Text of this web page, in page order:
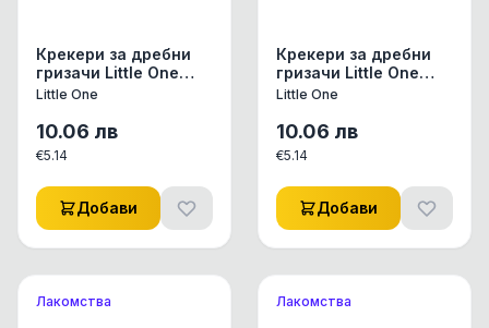
Крекери за дребни
гризачи Little One
Sticksс бухнал ориз,
гр. 110 гр.
Little One
10.06 лв
€5.14
Добави
Крекери за дребни
гризачи Little One
sticks с горски
0.120 кг.
Little One
10.06 лв
€5.14
Добави
Лакомства Лакомства